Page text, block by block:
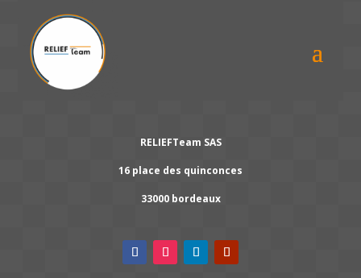
RELIEFTeam SAS
16 place des quinconces
33000 bordeaux